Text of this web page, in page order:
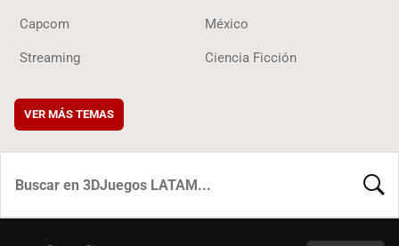
Capcom México
Streaming Ciencia Ficción
VER MÁS TEMAS